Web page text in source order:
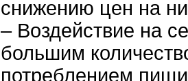
снижению цен на
– Воздействие на
большим
потреблением